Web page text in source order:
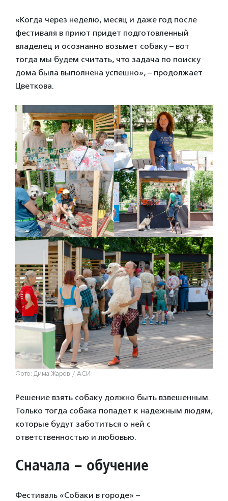
«Когда через неделю, месяц и даже год после
фестиваля в приют придет подготовленный
владелец и осознанно возьмет собаку – вот
тогда мы будем считать, что задача по поиску
дома была выполнена успешно», – продолжает
Цветкова.
Фото: Дима Жаров / АСИ
Решение взять собаку должно быть взвешенным.
Только тогда собака попадет к надежным людям,
которые будут заботиться о ней с
ответственностью и любовью.
Сначала – обучение
Фестиваль «Собаки в городе» –